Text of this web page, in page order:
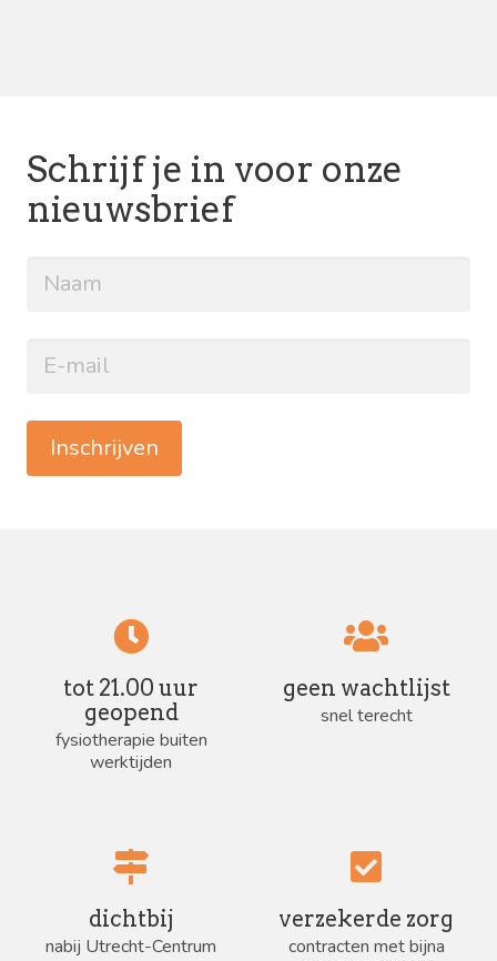
Schrijf je in voor onze
nieuwsbrief
Inschrijven
tot 21.00 uur
geopend
fysiotherapie buiten
werktijden
geen wachtlijst
snel terecht
dichtbij
nabij Utrecht-Centrum
verzekerde zorg
contracten met bijna